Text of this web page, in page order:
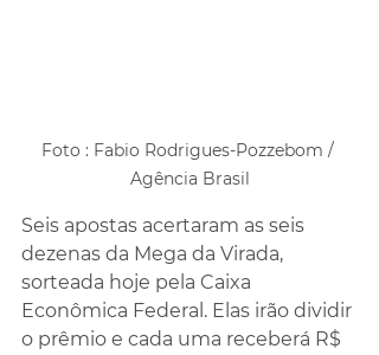
Foto : Fabio Rodrigues-Pozzebom /
Agência Brasil
Seis apostas acertaram as seis
dezenas da Mega da Virada,
sorteada hoje pela Caixa
Econômica Federal. Elas irão dividir
o prêmio e cada uma receberá R$